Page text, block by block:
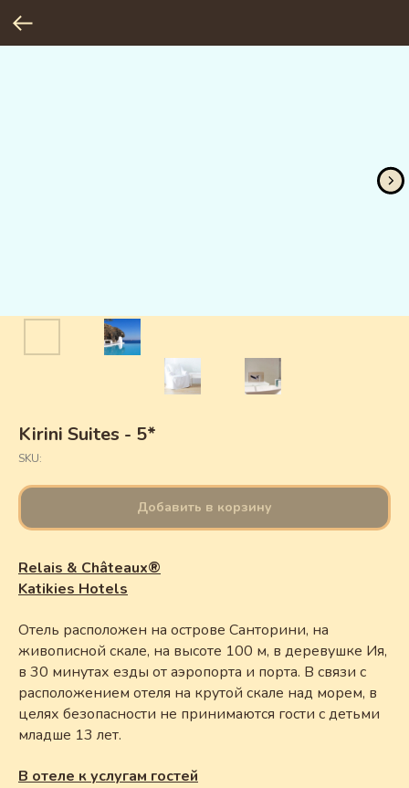
Kirini Suites - 5*
SKU:
Добавить в корзину
Relais & Châteaux®
Katikies Hotels
Отель расположен на острове Санторини, на
живописной скале, на высоте 100 м, в деревушке Ия,
в 30 минутах езды от аэропорта и порта. В связи с
расположением отеля на крутой скале над морем, в
целях безопасности не принимаются гости с детьми
младше 13 лет.
В отеле к услугам гостей